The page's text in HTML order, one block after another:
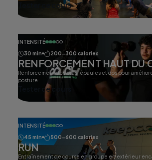
Tester ce cours
INTENSITÉ
30 min
200-300 calories
RENFORCEMENT HAUT DU
Renforcement des bras, épaules et dos pour
posture
Tester ce cours
INTENSITÉ
45 min
500-600 calories
RUN
Entraînement de course en groupe en extérieur